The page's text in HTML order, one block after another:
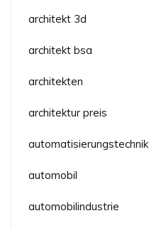
architekt 3d
architekt bsa
architekten
architektur preis
automatisierungstechnik
automobil
automobilindustrie